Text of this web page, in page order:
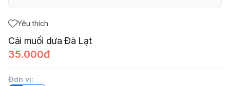
Yêu thích
Cải muối dưa Đà Lạt
35.000đ
Đơn vị: